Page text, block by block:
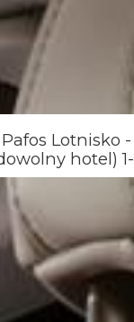
Lotnisko -
hotel)